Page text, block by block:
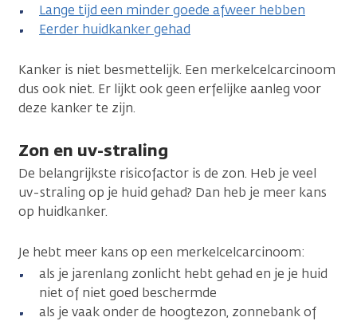
Lange tijd een minder goede afweer hebben
Eerder huidkanker gehad
Kanker is niet besmettelijk. Een merkelcelcarcinoom
dus ook niet. Er lijkt ook geen erfelijke aanleg voor
deze kanker te zijn.
Zon en uv-straling
De belangrijkste risicofactor is de zon. Heb je veel
uv-straling op je huid gehad? Dan heb je meer kans
op huidkanker.
Je hebt meer kans op een merkelcelcarcinoom:
als je jarenlang zonlicht hebt gehad en je je huid
niet of niet goed beschermde
als je vaak onder de hoogtezon, zonnebank of